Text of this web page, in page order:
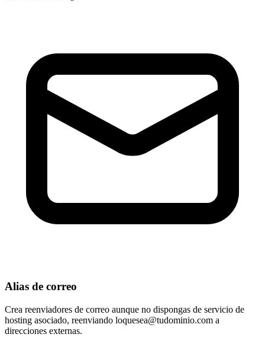
Alias de correo
Crea reenviadores de correo aunque no dispongas de servicio de
hosting asociado, reenviando loquesea@tudominio.com a
direcciones externas.